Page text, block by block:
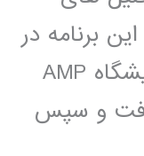
برنامه در
ابتدا در سال 2009 در آزمایشگاه AMP
یافت و سپس